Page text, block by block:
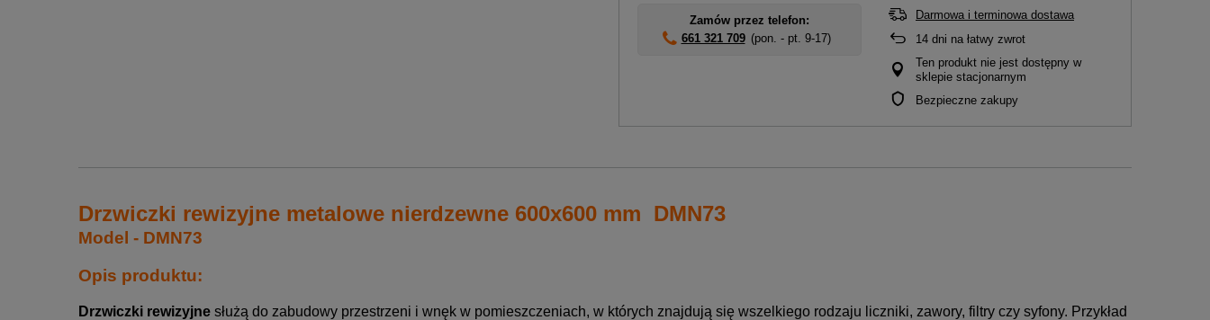
Zamów przez telefon:
661 321 709 (pon. - pt. 9-17)
Darmowa i terminowa dostawa
14 dni na łatwy zwrot
Ten produkt nie jest dostępny w
sklepie stacjonarnym
Bezpieczne zakupy
Drzwiczki rewizyjne metalowe nierdzewne 600x600 mm DMN73
Model - DMN73
Opis produktu:
Drzwiczki rewizyjne służą do zabudowy przestrzeni i wnęk w pomieszczeniach, w których znajdują się wszelkiego rodzaju liczniki, zawory, filtry czy syfony. Przykład